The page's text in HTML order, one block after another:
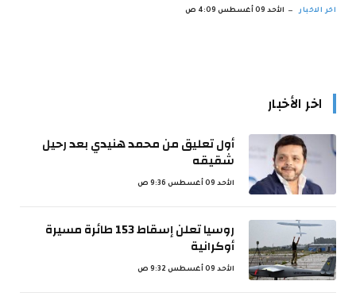
اخر الاخبار الأحد 09 أغسطس 4:09 ص
اخر الأخبار
أول تعليق من محمد هنيدي بعد رحيل
شقيقه
الأحد 09 أغسطس 9:36 ص
روسيا تعلن إسقاط 153 طائرة مسيرة
أوكرانية
الأحد 09 أغسطس 9:32 ص